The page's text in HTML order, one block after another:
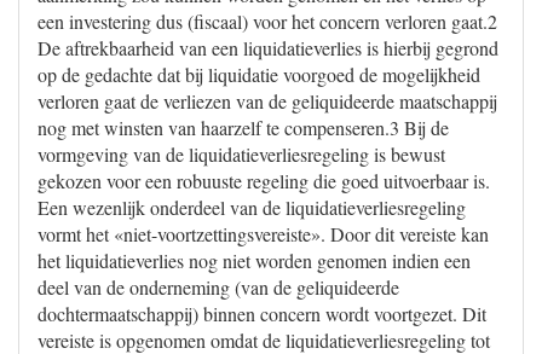
een investering dus (fiscaal) voor het concern verloren gaat.2
De aftrekbaarheid van een liquidatieverlies is hierbij gegrond
op de gedachte dat bij liquidatie voorgoed de mogelijkheid
verloren gaat de verliezen van de geliquideerde maatschappij
nog met winsten van haarzelf te compenseren.3 Bij de
vormgeving van de liquidatieverliesregeling is bewust
gekozen voor een robuuste regeling die goed uitvoerbaar is.
Een wezenlijk onderdeel van de liquidatieverliesregeling
vormt het «niet-voortzettingsvereiste». Door dit vereiste kan
het liquidatieverlies nog niet worden genomen indien een
deel van de onderneming (van de geliquideerde
dochtermaatschappij) binnen concern wordt voortgezet. Dit
vereiste is opgenomen omdat de liquidatieverliesregeling tot